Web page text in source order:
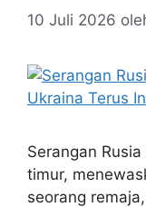
10 Juli 2026
Serangan
timur,
seorang